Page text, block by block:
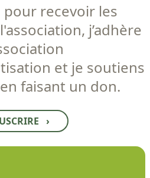
pour recevoir les
j’adhère
et je soutiens
faisant un don.
›